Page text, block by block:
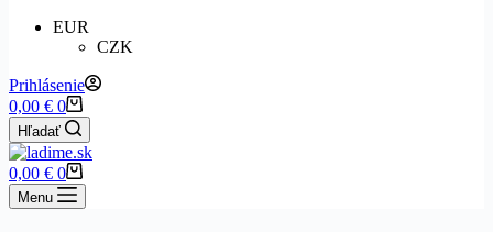
EUR
CZK
Prihlásenie
Shopping
cart
0,00 € 0
Hľadať
Shopping
cart
0,00 € 0
Menu